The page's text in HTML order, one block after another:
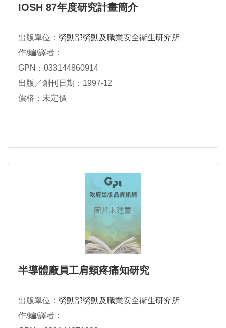
IOSH 87年度研究計畫簡介
出版單位： 勞動部勞動及職業安全衛生研究所
作/編/譯者：
GPN：033144860914
出版／創刊日期：1997-12
價格：未定價
半導體廠員工肩頸疼痛知研究
出版單位： 勞動部勞動及職業安全衛生研究所
作/編/譯者：